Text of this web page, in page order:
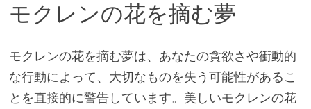
モクレンの花を摘む夢
モクレンの花を摘む夢は、あなたの貪欲さや衝動的
な行動によって、大切なものを失う可能性があるこ
とを直接的に警告しています。美しいモクレンの花